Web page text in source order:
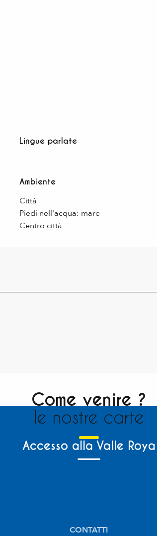
Lingue parlate
Lingue parlate
Ambiente
Ambiente
Città
Piedi nell'acqua: mare
Centro città
Come venire ?
le nostre carte
Accesso alla Valle Roya
CONTATTI